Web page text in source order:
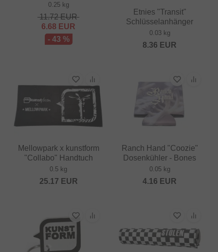
0.25 kg
11.72EUR
6.68 EUR
- 43 %
Etnies "Transit"
Schlüsselanhänger
0.03 kg
8.36 EUR
Mellowpark x kunstform
"Collabo" Handtuch
0.5 kg
25.17 EUR
Ranch Hand "Coozie"
Dosenkühler - Bones
0.05 kg
4.16 EUR